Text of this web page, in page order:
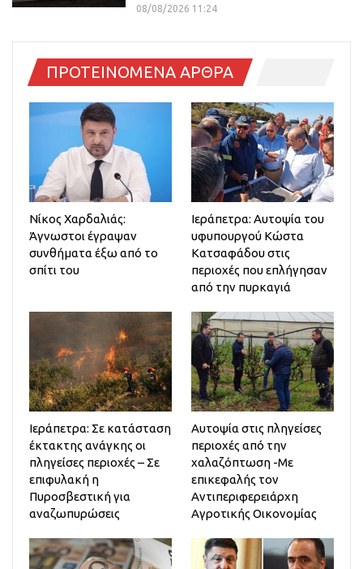
08/08/2026 11:24
ΠΡΟΤΕΙΝΟΜΕΝΑ ΑΡΘΡΑ
Νίκος Χαρδαλιάς:
Άγνωστοι έγραψαν
συνθήματα έξω από το
σπίτι του
Ιεράπετρα: Αυτοψία του
υφυπουργού Κώστα
Κατσαφάδου στις
περιοχές που επλήγησαν
από την πυρκαγιά
Ιεράπετρα: Σε κατάσταση
έκτακτης ανάγκης οι
πληγείσες περιοχές – Σε
επιφυλακή η
Πυροσβεστική για
αναζωπυρώσεις
Αυτοψία στις πληγείσες
περιοχές από την
χαλαζόπτωση -Με
επικεφαλής τον
Αντιπεριφερειάρχη
Αγροτικής Οικονομίας